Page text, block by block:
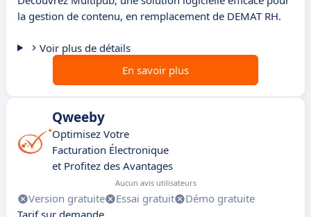
la gestion de contenu, en remplacement de DEMAT RH.
Voir plus de détails
En savoir plus
Qweeby
Optimisez Votre
Facturation Électronique
et Profitez des Avantages
Aucun avis utilisateurs
Version gratuite Essai gratuit
Démo gratuite